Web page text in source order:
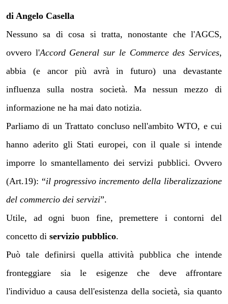
di Angelo Casella
Nessuno sa di cosa si tratta, nonostante che l'AGCS,
ovvero l'Accord General sur le Commerce des Services,
abbia (e ancor più avrà in futuro) una devastante
influenza sulla nostra società. Ma nessun mezzo di
informazione ne ha mai dato notizia.
Parliamo di un Trattato concluso nell'ambito WTO, e cui
hanno aderito gli Stati europei, con il quale si intende
imporre lo smantellamento dei servizi pubblici. Ovvero
(Art.19): “il progressivo incremento della liberalizzazione
del commercio dei servizi”.
Utile, ad ogni buon fine, premettere i contorni del
concetto di servizio pubblico.
Può tale definirsi quella attività pubblica che intende
fronteggiare sia le esigenze che deve affrontare
l'individuo a causa dell'esistenza della società, sia quanto